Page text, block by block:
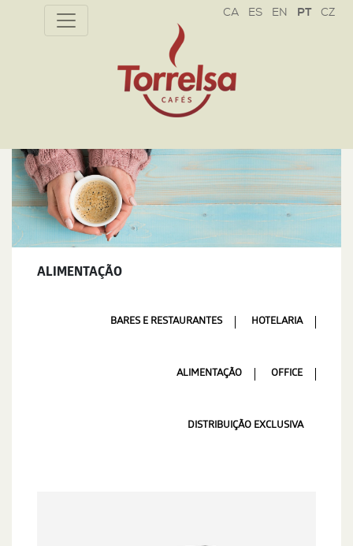
CZ
ALIMENTAÇÃO
BARES E RESTAURANTES HOTELARIA
ALIMENTAÇÃO OFFICE
DISTRIBUIÇÃO EXCLUSIVA